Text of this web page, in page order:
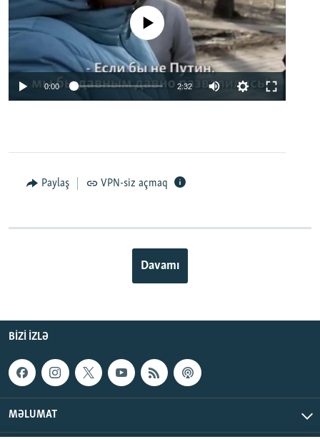
No media source currently available
0:00 2:32
Paylaş VPN-siz açmaq
Davamı
BIZI IZLƏ
MƏLUMAT